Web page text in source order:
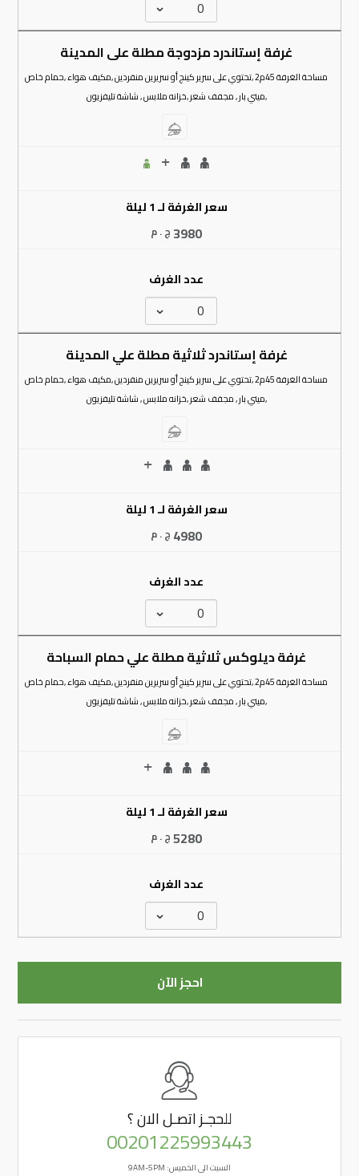
غرفة إستاندرد مزدوجة مطلة على المدينة
مساحة الغرفة 45م2 ,تحتوي على سرير كينج أو سريرين منفردين ,مكيف هواء ,حمام خاص
,ميني بار , مجفف شعر ,خزانه ملابس , شاشة تليفزيون
سعر الغرفة لـ 1 ليلة
3980 ج . م
عدد الغرف
غرفة إستاندرد ثلاثية مطلة علي المدينة
مساحة الغرفة 45م2 ,تحتوي على سرير كينج أو سريرين منفردين ,مكيف هواء ,حمام خاص
,ميني بار , مجفف شعر ,خزانه ملابس , شاشة تليفزيون
سعر الغرفة لـ 1 ليلة
4980 ج . م
عدد الغرف
غرفة ديلوكس ثلاثية مطلة علي حمام السباحة
مساحة الغرفة 45م2 ,تحتوي على سرير كينج أو سريرين منفردين ,مكيف هواء ,حمام خاص
,ميني بار , مجفف شعر ,خزانه ملابس , شاشة تليفزيون
سعر الغرفة لـ 1 ليلة
5280ج . م
عدد الغرف
احجز الآن
للحجـزاتصـل الان ؟
00201225993443
السبت الى الخميس: 9AM-5PM